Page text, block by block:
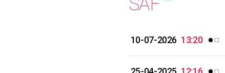
10-07-2026 13:20